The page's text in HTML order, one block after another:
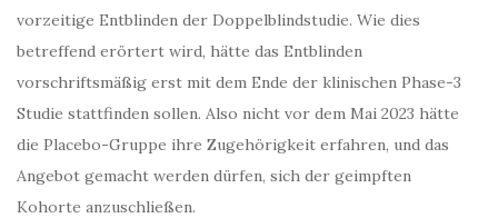
vorzeitige Entblinden der Doppelblindstudie. Wie dies
betreffend erörtert wird, hätte das Entblinden
vorschriftsmäßig erst mit dem Ende der klinischen Phase-3
Studie stattfinden sollen. Also nicht vor dem Mai 2023 hätte
die Placebo-Gruppe ihre Zugehörigkeit erfahren, und das
Angebot gemacht werden dürfen, sich der geimpften
Kohorte anzuschließen.